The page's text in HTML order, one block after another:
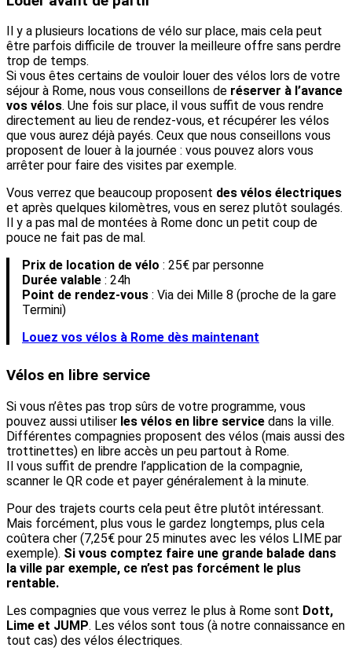
Il y a plusieurs locations de vélo sur place, mais cela peut
être parfois difficile de trouver la meilleure offre sans perdre
trop de temps.
Si vous êtes certains de vouloir louer des vélos lors de votre
séjour à Rome, nous vous conseillons de réserver à l’avance
vos vélos. Une fois sur place, il vous suffit de vous rendre
directement au lieu de rendez-vous, et récupérer les vélos
que vous aurez déjà payés. Ceux que nous conseillons vous
proposent de louer à la journée : vous pouvez alors vous
arrêter pour faire des visites par exemple.
Vous verrez que beaucoup proposent des vélos électriques
et après quelques kilomètres, vous en serez plutôt soulagés.
Il y a pas mal de montées à Rome donc un petit coup de
pouce ne fait pas de mal.
Prix de location de vélo : 25€ par personne
Durée valable : 24h
Point de rendez-vous : Via dei Mille 8 (proche de la gare
Termini)
Louez vos vélos à Rome dès maintenant
Vélos en libre service
Si vous n’êtes pas trop sûrs de votre programme, vous
pouvez aussi utiliser les vélos en libre service dans la ville.
Différentes compagnies proposent des vélos (mais aussi des
trottinettes) en libre accès un peu partout à Rome.
Il vous suffit de prendre l’application de la compagnie,
scanner le QR code et payer généralement à la minute.
Pour des trajets courts cela peut être plutôt intéressant.
Mais forcément, plus vous le gardez longtemps, plus cela
coûtera cher (7,25€ pour 25 minutes avec les vélos LIME par
exemple). Si vous comptez faire une grande balade dans
la ville par exemple, ce n’est pas forcément le plus
rentable.
Les compagnies que vous verrez le plus à Rome sont Dott,
Lime et JUMP. Les vélos sont tous (à notre connaissance en
tout cas) des vélos électriques.